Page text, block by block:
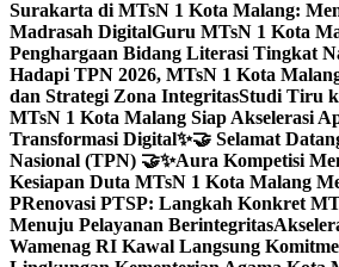
Surakarta di MTsN 1 Kota Malang:
Madrasah DigitalGuru MTsN 1 Kota
Penghargaan Bidang Literasi Tingkat
Hadapi TPN 2026, MTsN 1 Kota
dan Strategi Zona IntegritasStudi Tiru
MTsN 1 Kota Malang Siap Akselerasi
Transformasi Digital✨🤝 Selamat
Nasional (TPN) 🤝✨Aura Kompetisi
Kesiapan Duta MTsN 1 Kota Malang
PRenovasi PTSP: Langkah Konkret
Menuju Pelayanan Berintegritas
Wamenag RI Kawal Langsung